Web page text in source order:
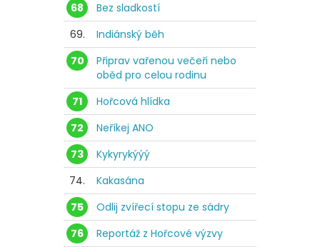
68
Bez sladkostí
69.
Indiánský běh
70
Připrav vařenou večeři nebo
oběd pro celou rodinu
71
Hořcová hlídka
72
Neříkej ANO
73
Kykyrykýýý
74.
Kakasána
75
Odlij zvířecí stopu ze sádry
76
Reportáž z Hořcové výzvy